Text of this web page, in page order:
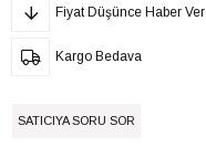
Fiyat Düşünce Haber Ver
Kargo Bedava
SATICIYA SORU SOR